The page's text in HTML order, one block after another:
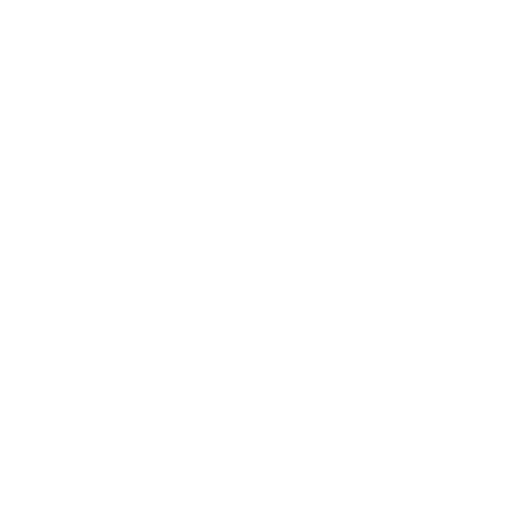
par personne) et découverte de l’abbaye de Saint-Roman